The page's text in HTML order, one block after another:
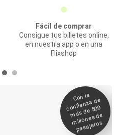
Fácil de comprar
Consigue tus billetes online,
en nuestra app o en una
Flixshop
Con la
confianza de
más de 500
millones de
pasajeros